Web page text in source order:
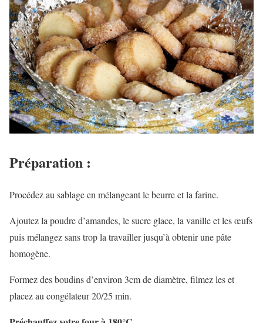
Préparation :
Procédez au sablage en mélangeant le beurre et la farine.
Ajoutez la poudre d’amandes, le sucre glace, la vanille et les œufs
puis mélangez sans trop la travailler jusqu’à obtenir une pâte
homogène.
Formez des boudins d’environ 3cm de diamètre, filmez les et
placez au congélateur 20/25 min.